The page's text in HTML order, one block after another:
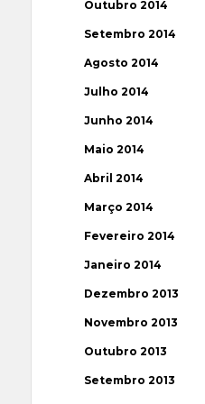
Outubro 2014
Setembro 2014
Agosto 2014
Julho 2014
Junho 2014
Maio 2014
Abril 2014
Março 2014
Fevereiro 2014
Janeiro 2014
Dezembro 2013
Novembro 2013
Outubro 2013
Setembro 2013